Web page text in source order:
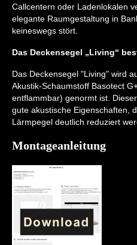
Callcentern oder Ladenlokalen
elegante Raumgestaltung in
keineswegs stört.
Das Deckensegel „Living“
Das Deckensegel "Living" wird
Akustik-Schaumstoff Basotect
entflammbar) genormt ist.
gute akustische Eigenschaften,
Lärmpegel deutlich reduziert
Montageanleitung